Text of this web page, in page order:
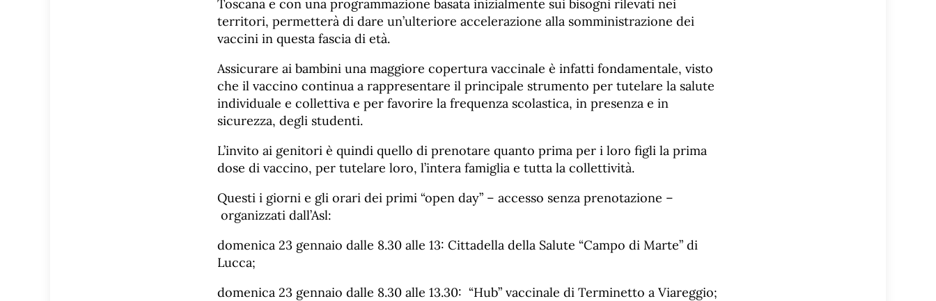
Toscana e con una programmazione basata inizialmente sui bisogni rilevati nei
territori, permetterà di dare un’ulteriore accelerazione alla somministrazione dei
vaccini in questa fascia di età.
Assicurare ai bambini una maggiore copertura vaccinale è infatti fondamentale, visto
che il vaccino continua a rappresentare il principale strumento per tutelare la salute
individuale e collettiva e per favorire la frequenza scolastica, in presenza e in
sicurezza, degli studenti.
L’invito ai genitori è quindi quello di prenotare quanto prima per i loro figli la prima
dose di vaccino, per tutelare loro, l’intera famiglia e tutta la collettività.
Questi i giorni e gli orari dei primi “open day” – accesso senza prenotazione –
organizzati dall’Asl:
domenica 23 gennaio dalle 8.30 alle 13: Cittadella della Salute “Campo di Marte” di
Lucca;
domenica 23 gennaio dalle 8.30 alle 13.30: “Hub” vaccinale di Terminetto a Viareggio;